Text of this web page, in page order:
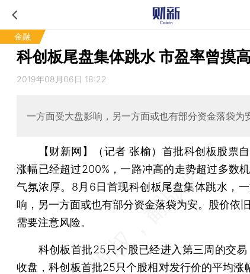
金融
科创板尾盘集体跳水 市盈率曾摸
2019年08月06日 18:22
一方面受大盘影响，另一方面或也有部分资金落袋为
【财新网】（记者 张榆） 首批科创板股票
涨幅已经超过200%，一路冲高的走势超过多数
气氛浓厚。8月6日首现科创板尾盘集体跳水，
响，另一方面或也有部分资金落袋为安。股价依
需要注意风险。
科创板首批25只个股已经进入第三周的交易
收盘，科创板首批25只个股相对发行价的平均涨